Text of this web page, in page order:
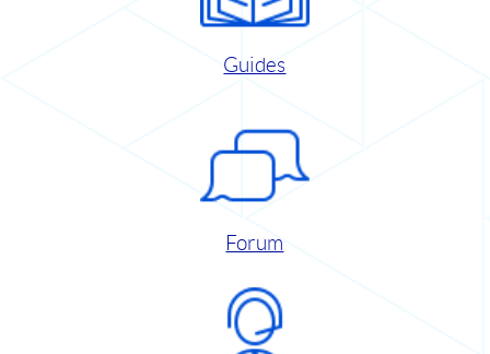
Guides
Forum